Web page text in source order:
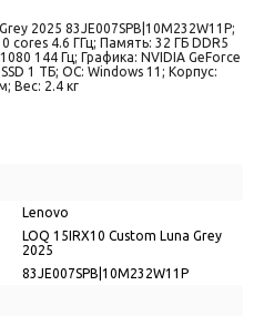
2025 83JE007SPB|10M232W11P;
cores 4.6 ГГц; Память: 32 ГБ DDR5
144 Гц; Графика: NVIDIA GeForce
1 ТБ; ОС: Windows 11; Корпус:
Вес: 2.4 кг
Lenovo
LOQ 15IRX10 Custom Luna Grey
2025
83JE007SPB|10M232W11P